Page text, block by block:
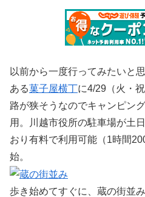
以前から一度行ってみたいと
ある菓子屋横丁に4/29（火・
路が狭そうなのでキャンピン
用。川越市役所の駐車場が土
おり有料で利用可能（1時間
始。
歩き始めてすぐに、蔵の街並